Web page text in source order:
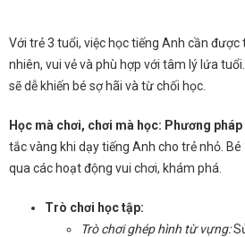
Với trẻ 3 tuổi, việc học tiếng Anh cần
nhiên, vui vẻ và phù hợp với tâm lý lứa
sẽ dễ khiến bé sợ hãi và từ chối học.
Học mà chơi, chơi mà học: Phương
tắc vàng khi dạy tiếng Anh cho trẻ nhỏ.
qua các hoạt động vui chơi, khám phá.
Trò chơi học tập:
Trò chơi ghép hình từ vựng: